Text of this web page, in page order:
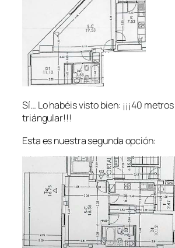
Sí… Lo habéis visto bien: ¡¡¡40
triángular!!!
Esta es nuestra segunda opción: